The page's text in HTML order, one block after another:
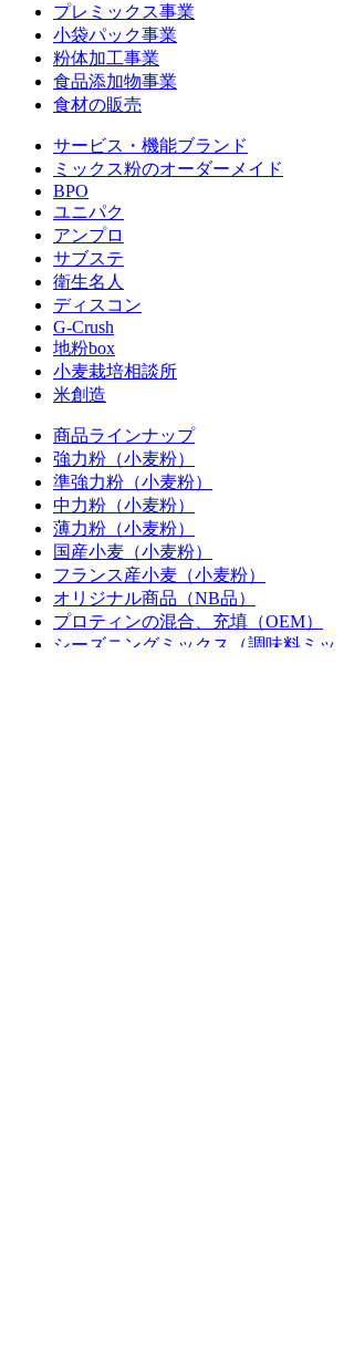
プレミックス事業
小袋パック事業
粉体加工事業
食品添加物事業
食材の販売
サービス・機能ブランド
ミックス粉のオーダーメイド
BPO
ユニパク
アンプロ
サブステ
衛生名人
ディスコン
G-Crush
地粉box
小麦栽培相談所
米創造
商品ラインナップ
強力粉（小麦粉）
準強力粉（小麦粉）
中力粉（小麦粉）
薄力粉（小麦粉）
国産小麦（小麦粉）
フランス産小麦（小麦粉）
オリジナル商品（NB品）
プロティンの混合、充填（OEM）
シーズニングミックス（調味料ミッ